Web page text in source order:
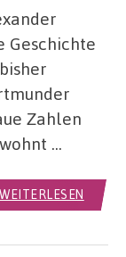
Geschichte
Zahlen
…
WEITERLESEN